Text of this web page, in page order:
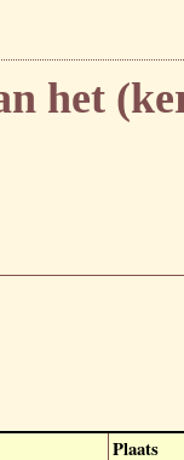
het
Plaats